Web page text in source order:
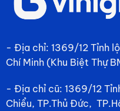
- Địa chỉ: 1369/12 Tỉnh
Chí Minh (Khu Biệt Thự
- Địa chỉ cũ: 1369/12
Chiểu, TP.Thủ Đức,